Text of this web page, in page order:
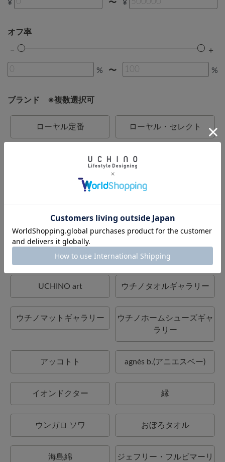
¥ 〜 ¥
オフ率
% 〜 %
ブランド ※複数選択可
ローヤル定番 ローヤル・セレクト
ブリティッシュカントリー
カラーデコール BATH DECOR
UCHINO UCHINO relax
UCHINO TOUCH UCHINO×mucava
UCHINO art ウチノタオルギャラリー
ウチノマットギャラリー
ウチノホームシューズギャ
ラリー
アッコトト agnès b.(アニエスベー)
イオンドクター 縁
ウンガロ ソワ おぼろタオル
海島綿 ジェフリー・フルビマーリ